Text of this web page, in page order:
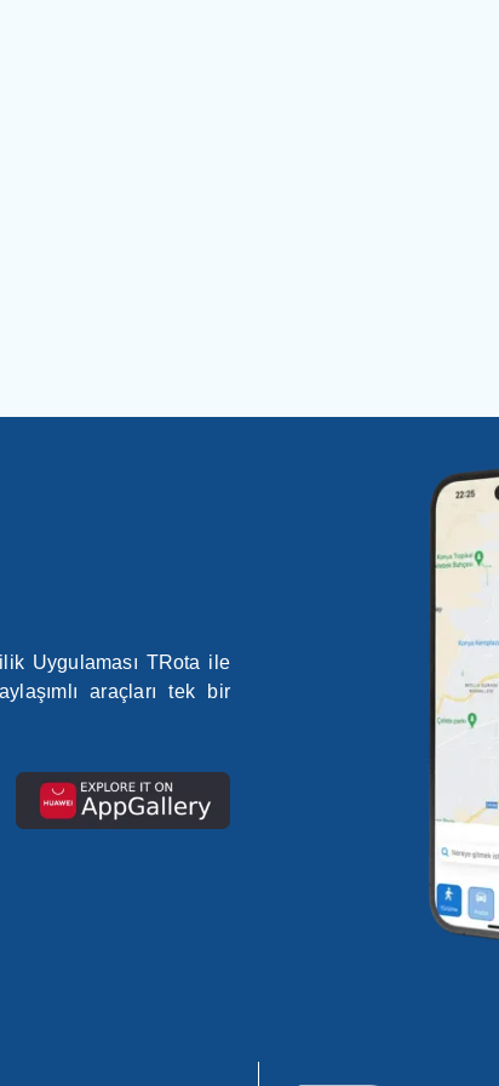
Uygulaması TRota ile
araçları tek bir